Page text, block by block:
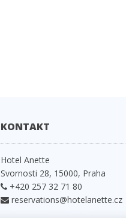
KONTAKT
Hotel Anette
Svornosti 28, 15000, Praha
+420 257 32 71 80
reservations@hotelanette.cz